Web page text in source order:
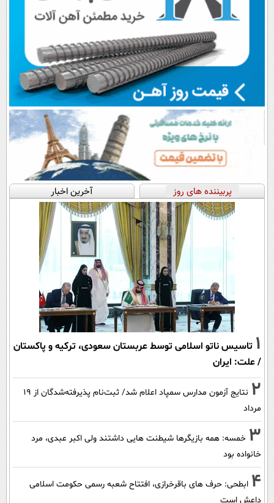
پربیننده های روز آخرین اخبار
1 تاسیس ناتو اسلامی توسط عربستان سعودی، ترکیه و پاکستان
/ علت: ایران
2
نتایج آزمون مدارس سمپاد اعلام شد/ ثبت‌نام پذیرفته‌شدگان از ۱۹
مرداد
3 خمسه: همه بازیگرها شیطنت هایی داشتند ولی اکبر عبدی، مرد
خانواده بود
4 ابطحی: حرف های باقرخرازی، افتتاح شعبه رسمی حکومت اسلامی
داعش است